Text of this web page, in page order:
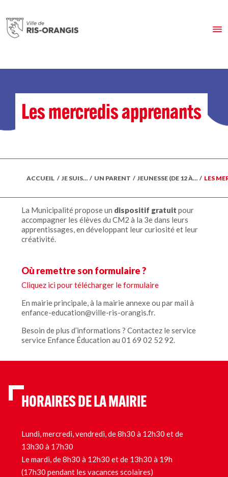
Les mercredis apprenants
ACCUEIL / JE SUIS… / UN PARENT / JEUNESSE (DE 12 À… / LES
La Municipalité propose un dispositif gratuit pour
accompagner les élèves du CM2 à la 3e dans leurs
apprentissages, en développant leur curiosité et leur
créativité.
Où remettre son formulaire ?
Cliquez ici pour télécharger le formulaire
En mairie principale, à la mairie annexe ou par mail à
enfance-education@ville-ris-orangis.fr.
Besoin de plus d’informations ? Contactez le service
service Enfance Éducation au 01 69 02 52 92.
HORAIRES DE LA MAIRIE
Lundi, mercredi, vendredi, de 8h30 à 12h30 et de
13h30 à 17h30
Le mardi, de 8h30 à 12h30 et de 13h30 à 19h
(17h30 pendant les vacances scolaires)